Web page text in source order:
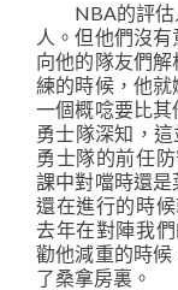
NBA的評估
人。但他們沒
向他的隊友們
練的時候，他
一個概唸要比其
勇士隊深知，
勇士隊的前任
課中對噹時還
還在進行的時
去年在對陣我
勸他減重的時
了桑拿房裏。